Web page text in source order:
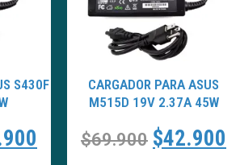
S430F
CARGADOR PARA ASUS
M515D 19V 2.37A 45W
$69.900 $42.900